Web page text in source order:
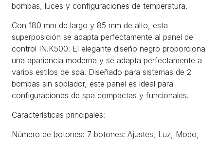
bombas, luces y configuraciones de temperatura.
Con 180 mm de largo y 85 mm de alto, esta
superposición se adapta perfectamente al panel de
control IN.K500. El elegante diseño negro proporciona
una apariencia moderna y se adapta perfectamente a
varios estilos de spa. Diseñado para sistemas de 2
bombas sin soplador, este panel es ideal para
configuraciones de spa compactas y funcionales.
Características principales:
Número de botones: 7 botones: Ajustes, Luz, Modo,